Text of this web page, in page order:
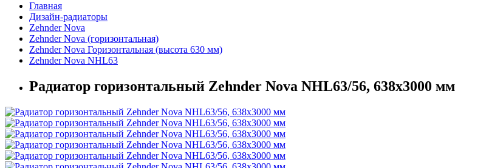
Главная
Дизайн-радиаторы
Zehnder Nova
Zehnder Nova (горизонтальная)
Zehnder Nova Горизонтальная (высота 630 мм)
Zehnder Nova NHL63
Радиатор горизонтальный Zehnder Nova NHL63/56, 638х3000 мм